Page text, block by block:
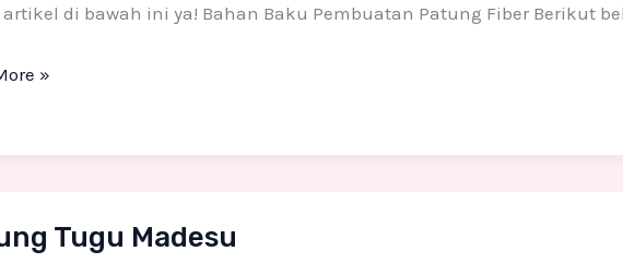
di bawah ini ya! Bahan Baku Pembuatan Patung Fiber Berikut
»
Tugu Madesu